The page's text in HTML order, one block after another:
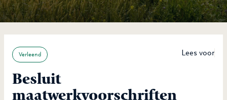
Lees voor
Verleend
Besluit
maatwerkvoorschriften